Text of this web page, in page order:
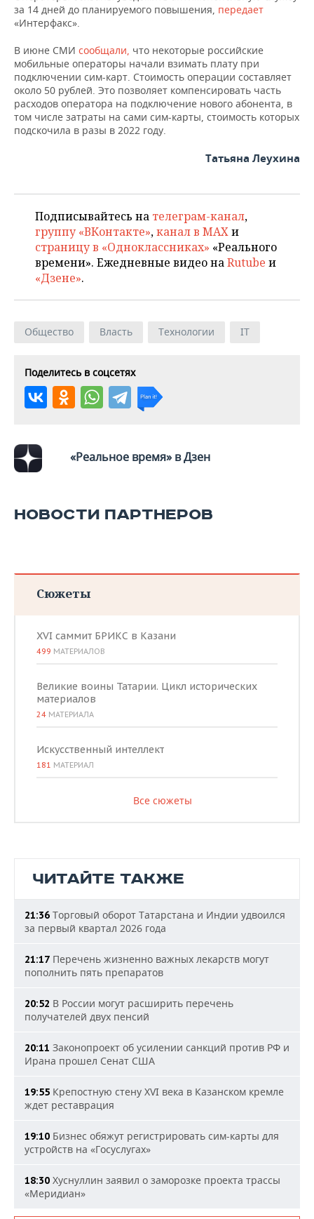
за 14 дней до планируемого повышения, передает
«Интерфакс».
В июне СМИ сообщали, что некоторые российские
мобильные операторы начали взимать плату при
подключении сим-карт. Стоимость операции составляет
около 50 рублей. Это позволяет компенсировать часть
расходов оператора на подключение нового абонента, в
том числе затраты на сами сим-карты, стоимость которых
подскочила в разы в 2022 году.
Татьяна Леухина
Подписывайтесь на телеграм-канал,
группу «ВКонтакте»,канал в MAXи
страницу в «Одноклассниках» «Реального
времени». Ежедневные видео наRutube и
«Дзене».
Общество Власть Технологии IT
Поделитесь в соцсетях
«Реальное время» в Дзен
НОВОСТИ ПАРТНЕРОВ
Сюжеты
XVI саммит БРИКС в Казани
499 МАТЕРИАЛОВ
Великие воины Татарии. Цикл исторических
материалов
24 МАТЕРИАЛА
Искусственный интеллект
181 МАТЕРИАЛ
Все сюжеты
ЧИТАЙТЕ ТАКЖЕ
21:36 Торговый оборот Татарстана и Индии удвоился
за первый квартал 2026 года
21:17 Перечень жизненно важных лекарств могут
пополнить пять препаратов
20:52 В России могут расширить перечень
получателей двух пенсий
20:11 Законопроект об усилении санкций против РФ и
Ирана прошел Сенат США
19:55 Крепостную стену XVI века в Казанском кремле
ждет реставрация
19:10 Бизнес обяжут регистрировать сим-карты для
устройств на «Госуслугах»
18:30 Хуснуллин заявил о заморозке проекта трассы
«Меридиан»